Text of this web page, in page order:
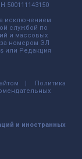
500111143150
исключением
службой по
и массовых
за номером ЭЛ
или Редакция
Политика
и иностранных